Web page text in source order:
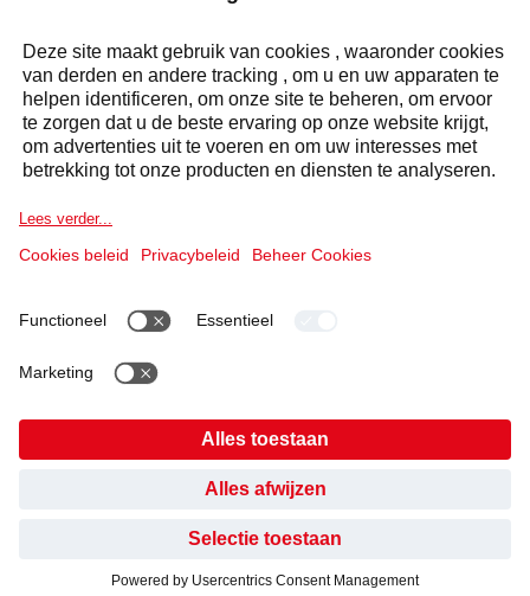
STEL UW VRAAG
Antwoord binnen 24 uur
Sectoren
CookieverklaringWettelijke informatie
Verklaring GegevensbeschermingCO2 doelstellingen
HEB JE GEVONDEN WAT JE ZOCHT?